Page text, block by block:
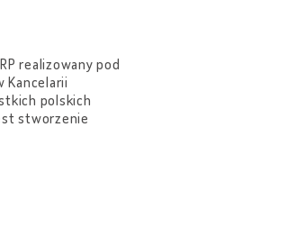
realizowany pod
Kancelarii
polskich
stworzenie